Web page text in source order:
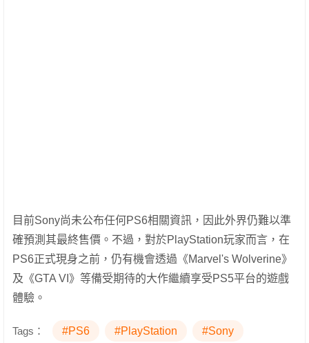
目前Sony尚未公布任何PS6相關資訊，因此外界仍難以準
確預測其最終售價。不過，對於PlayStation玩家而言，在
PS6正式現身之前，仍有機會透過《Marvel's Wolverine》
及《GTA VI》等備受期待的大作繼續享受PS5平台的遊戲
體驗。
Tags： #PS6 #PlayStation #Sony